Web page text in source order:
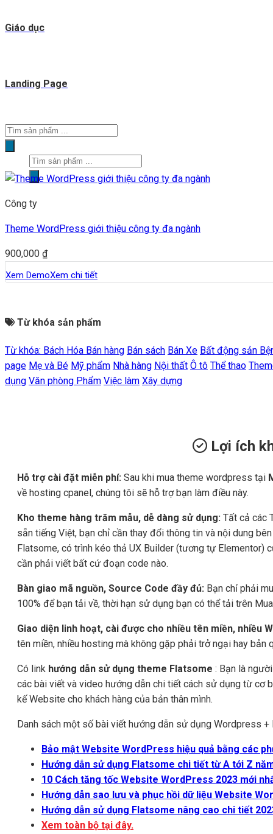
Tìm
kiếm
phẩm
Giáo dục
Landing Page
Tìm
phẩm
Công ty
Theme WordPress giới thiệu công ty đa ngành
900,000 ₫
Xem DemoXem chi tiết
Từ khóa sản phẩm
Từ khóa: Bách Hóa Bán hàng Bán sách Bán Xe Bất động sản
page Mẹ và Bé Mỹ phẩm Nhà hàng Nội thất Ô tô Thể thao
dụng Văn phòng Phẩm Việc làm Xây dựng
Lợi ích
Hỗ trợ cài đặt miễn phí: Sau khi mua theme wordpress tại
về hosting cpanel, chúng tôi sẽ hỗ trợ bạn làm điều này.
Kho theme hàng trăm mẫu, dễ dàng sử dụng: Tất cả các
sẵn tiếng Việt, bạn chỉ cần thay đổi thông tin và nội dung
Flatsome, có trình kéo thả UX Builder (tương tự Elementor)
cần phải viết bất cứ đoạn code nào.
Bàn giao mã nguồn, Source Code đầy đủ: Bạn chỉ phải
100% để bạn tải về, thời hạn sử dụng bạn có thể tải trên
Giao diện linh hoạt, cài được cho nhiều tên miền, nhiều
tên miền, nhiều hosting mà không gặp phải trở ngại hay bản
Có link hướng dẫn sử dụng theme Flatsome : Bạn là
các bài viết và video hướng dẫn chi tiết cách sử dụng từ cơ
kế Website cho khách hàng của bản thân mình.
Danh sách một số bài viết hướng dẫn sử dụng Wordpress
Bảo mật Website WordPress hiệu quả bằng các
Hướng dẫn sử dụng Flatsome chi tiết từ A tới Z
10 Cách tăng tốc Website WordPress 2023 mới
Hướng dẫn sao lưu và phục hồi dữ liệu Website
Hướng dẫn sử dụng Flatsome nâng cao chi tiết
Xem toàn bộ tại đây.